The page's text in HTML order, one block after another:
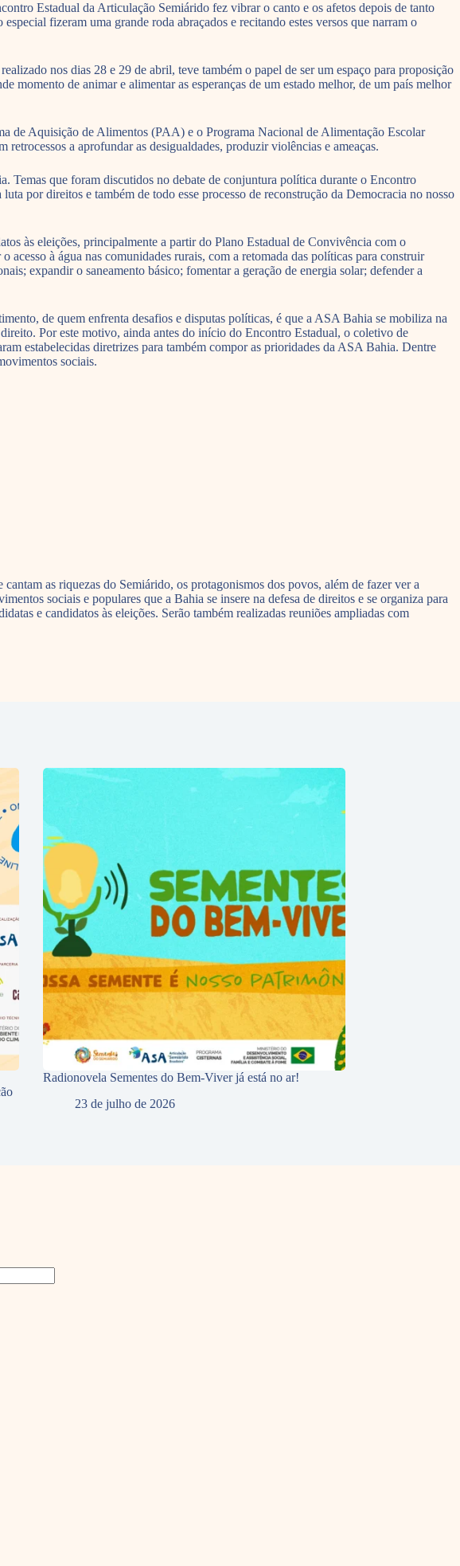
Estadual da Articulação Semiárido fez vibrar o canto e os afetos depois de tanto
fizeram uma grande roda abraçados e recitando estes versos que narram o
nos dias 28 e 29 de abril, teve também o papel de ser um espaço para proposição
momento de animar e alimentar as esperanças de um estado melhor, de um país melhor
de Aquisição de Alimentos (PAA) e o Programa Nacional de Alimentação Escolar
a aprofundar as desigualdades, produzir violências e ameaças.
Temas que foram discutidos no debate de conjuntura política durante o Encontro
por direitos e também de todo esse processo de reconstrução da Democracia no nosso
às eleições, principalmente a partir do Plano Estadual de Convivência com o
à água nas comunidades rurais, com a retomada das políticas para construir
expandir o saneamento básico; fomentar a geração de energia solar; defender a
de quem enfrenta desafios e disputas políticas, é que a ASA Bahia se mobiliza na
Por este motivo, ainda antes do início do Encontro Estadual, o coletivo de
estabelecidas diretrizes para também compor as prioridades da ASA Bahia. Dentre
sociais.
as riquezas do Semiárido, os protagonismos dos povos, além de fazer ver a
sociais e populares que a Bahia se insere na defesa de direitos e se organiza para
e candidatos às eleições. Serão também realizadas reuniões ampliadas com
Radionovela Sementes do Bem-Viver já está no ar!
23 de julho de 2026